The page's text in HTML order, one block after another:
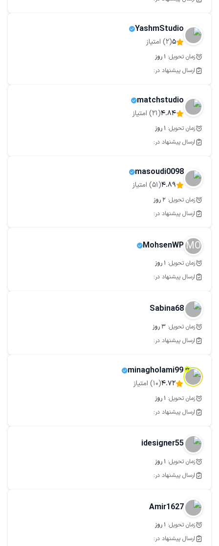
YashmStudio
5
(
2) امتیاز
زمان تحویل: 1 روز
ارسال پیشنهاد در:
matchstudio
4.84
(
21) امتیاز
زمان تحویل: 1 روز
ارسال پیشنهاد در:
masoudi0098
4.89
(
51) امتیاز
زمان تحویل: 2 روز
ارسال پیشنهاد در:
MO
MohsenWP
زمان تحویل: 1 روز
ارسال پیشنهاد در:
Sabina68
زمان تحویل: 3 روز
ارسال پیشنهاد در:
minagholami99
4.72
(
10) امتیاز
زمان تحویل: 1 روز
ارسال پیشنهاد در:
idesigner55
زمان تحویل: 1 روز
ارسال پیشنهاد در:
Amir1627
زمان تحویل: 1 روز
ارسال پیشنهاد در: